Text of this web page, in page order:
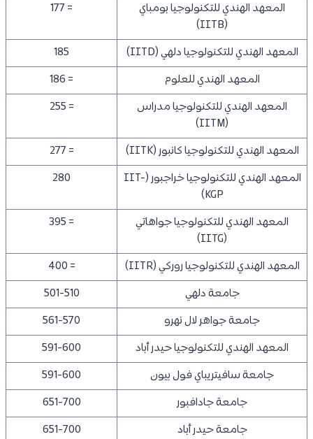
المعهد الهندي للتكنولوجيا بومباي
(IITB)
= 177
المعهد الهندي للتكنولوجيا دلهي (IITD)
185
المعهد الهندي للعلوم
= 186
المعهد الهندي للتكنولوجيا مدراس
(IITM)
= 255
المعهد الهندي للتكنولوجيا كانبور (IITK)
= 277
المعهد الهندي للتكنولوجيا خراجبور (IIT-
KGP)
280
المعهد الهندي للتكنولوجيا جواهاتي
(IITG)
= 395
المعهد الهندي للتكنولوجيا روركي (IITR)
= 400
جامعة دلهي
501-510
جامعة جواهر لال نهرو
561-570
المعهد الهندي للتكنولوجيا حيدر أباد
591-600
جامعة سافيتريباي فول بيون
591-600
جامعة جادافبور
651-700
جامعة حيدر أباد
651-700